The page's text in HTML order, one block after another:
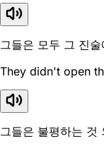
그들은 모두 그 진
They didn't open
그들은 불평하는 것